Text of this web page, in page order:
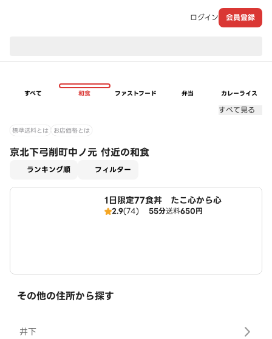
ログイン 会員登録
すべて 和食 ファストフード 弁当 カレーライス
すべて見る
標準送料とは お店価格とは
京北下弓削町中ノ元 付近の和食
ランキング順 フィルター
1日限定77食丼 たこ心から心
2.9(74) 55分送料650円
その他の住所から探す
井下